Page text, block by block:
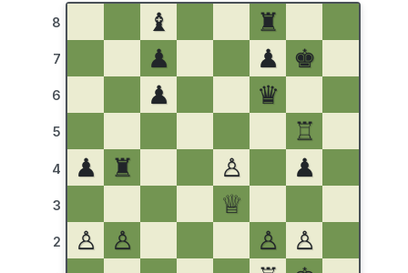
8
7
6
5
4
3
2
♝
♜
♟
♟ ♚
♟
♛
♖
♟
♜ ♙
♟
♕
♙
♙ ♙
♙